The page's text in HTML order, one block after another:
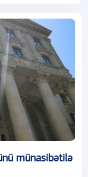
münasibətilə